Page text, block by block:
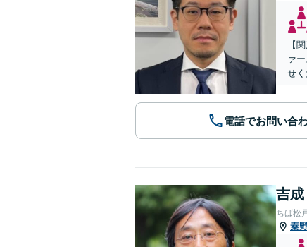
【
ァ
せく
電話でお問い合
吉成
ちば松
秦